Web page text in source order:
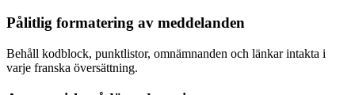
Pålitlig formatering av meddelanden
Behåll kodblock, punktlistor, omnämnanden och länkar intakta i
varje franska översättning.